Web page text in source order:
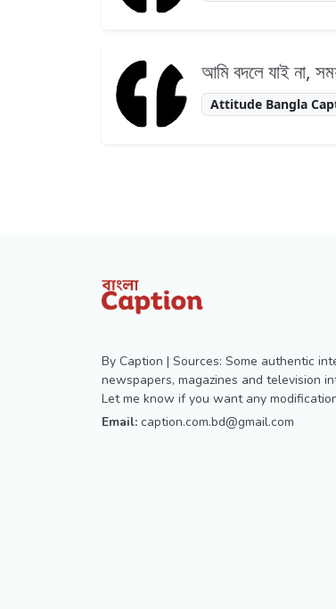
আমি বদলে যাই না,
Attitude Bangla
By Caption | Sources: Some authentic
newspapers, magazines and television
Let me know if you want any
Email: caption.com.bd@gmail.com